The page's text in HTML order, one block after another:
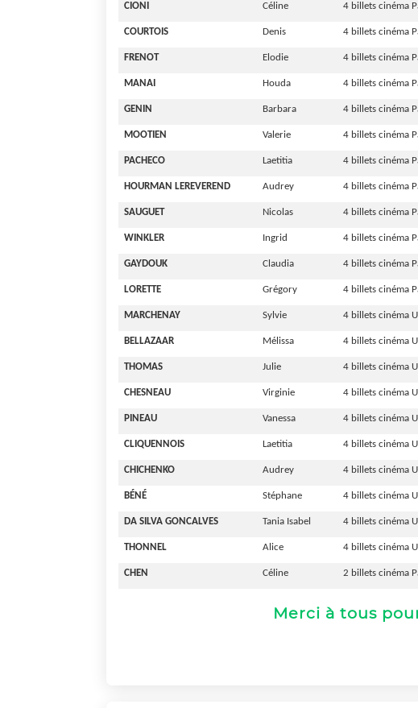
CIONI Céline 4 billets cinéma
COURTOIS Denis 4 billets cinéma
FRENOT Elodie 4 billets cinéma
MANAI Houda 4 billets cinéma
GENIN Barbara 4 billets cinéma
MOOTIEN Valerie 4 billets cinéma
PACHECO Laetitia 4 billets cinéma
HOURMAN LEREVEREND Audrey 4 billets cinéma
SAUGUET Nicolas 4 billets cinéma
WINKLER Ingrid 4 billets cinéma
GAYDOUK Claudia 4 billets cinéma
LORETTE Grégory 4 billets cinéma
MARCHENAY Sylvie 4 billets cinéma
BELLAZAAR Mélissa 4 billets cinéma
THOMAS Julie 4 billets cinéma
CHESNEAU Virginie 4 billets cinéma
PINEAU Vanessa 4 billets cinéma
CLIQUENNOIS Laetitia 4 billets cinéma
CHICHENKO Audrey 4 billets cinéma
BÉNÉ Stéphane 4 billets cinéma
DA SILVA GONCALVES Tania Isabel 4 billets cinéma
THONNEL Alice 4 billets cinéma
CHEN Céline 2 billets cinéma
Merci à tous